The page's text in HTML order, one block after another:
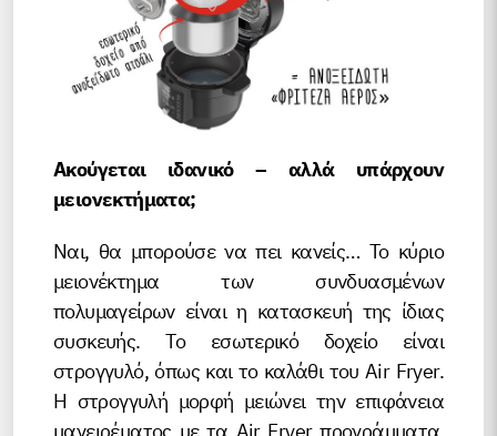
Ακούγεται ιδανικό – αλλά υπάρχουν
μειονεκτήματα;
Ναι, θα μπορούσε να πει κανείς… Το κύριο
μειονέκτημα των συνδυασμένων
πολυμαγείρων είναι η κατασκευή της ίδιας
συσκευής. Το εσωτερικό δοχείο είναι
στρογγυλό, όπως και το καλάθι του Air Fryer.
Η στρογγυλή μορφή μειώνει την επιφάνεια